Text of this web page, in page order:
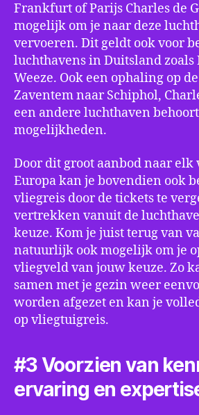
Frankfurt of Parijs Charles de
mogelijk om je naar deze
vervoeren. Dit geldt ook voor
luchthavens in Duitsland zoals
Weeze. Ook een ophaling op
Zaventem naar Schiphol,
een andere luchthaven
mogelijkheden.
Door dit groot aanbod naar
Europa kan je bovendien ook
vliegreis door de tickets te
vertrekken vanuit de
keuze. Kom je juist terug van
natuurlijk ook mogelijk om je
vliegveld van jouw keuze. Zo
samen met je gezin weer
worden afgezet en kan je
op vliegtuigreis.
#3 Voorzien van
ervaring en